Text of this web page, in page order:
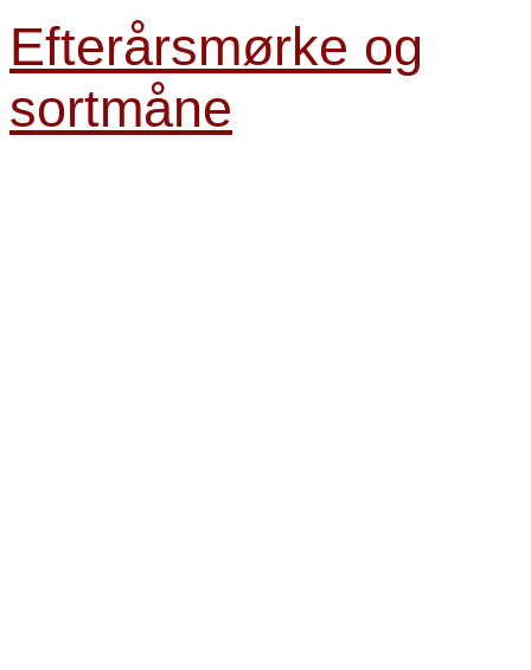
Efterårsmørke og
sortmåne